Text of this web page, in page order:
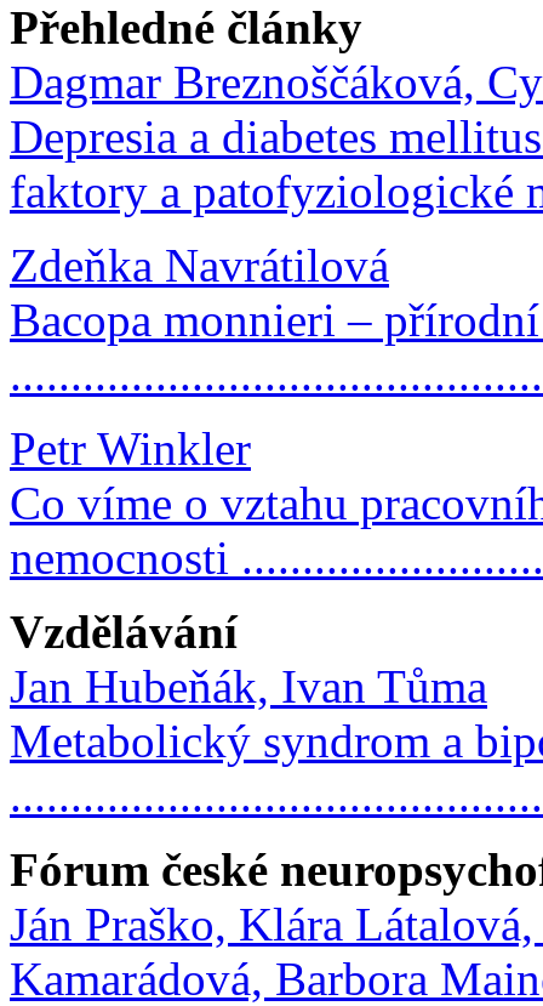
Přehledné články
Dagmar Breznoščáková,
Depresia a diabetes
faktory a patofyziologické
Zdeňka Navrátilová
Bacopa monnieri –
Petr Winkler
Co víme o vztahu
nemocnosti
Vzdělávání
Jan Hubeňák, Ivan Tůma
Metabolický syndrom a
Fórum české
Ján Praško, Klára
Kamarádová, Barbora